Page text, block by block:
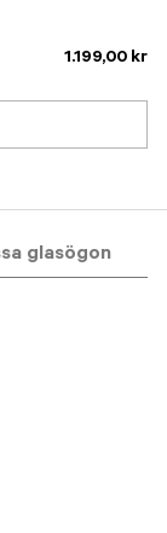
1.199,00 kr
glasögon